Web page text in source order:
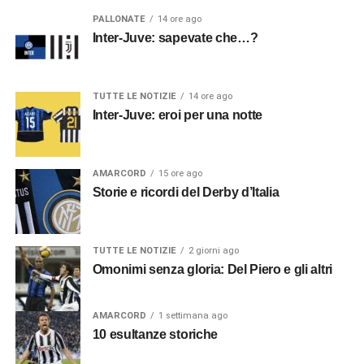
PALLONATE 14 ore ago
Inter-Juve: sapevate che…?
TUTTE LE NOTIZIE 14 ore ago
Inter-Juve: eroi per una notte
AMARCORD 15 ore ago
Storie e ricordi del Derby d’Italia
TUTTE LE NOTIZIE 2 giorni ago
Omonimi senza gloria: Del Piero e gli altri
AMARCORD 1 settimana ago
10 esultanze storiche